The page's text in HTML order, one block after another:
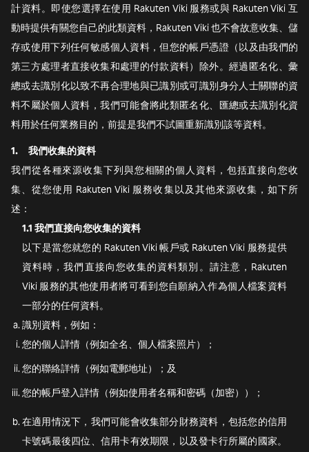
計資料。即使您選擇在使用 Rakuten Viki 服務或與 Rakuten Viki 互
動時提供有關您自己的此類資料，Rakuten Viki 也不會故意收集、儲
存或使用下列任何敏感個人資料，但您的帳戶憑證（以及由我們的
第三方處理者直接收集和處理的付款資料）除外。經過匿名化、彙
總或去識別化以致不再合理地與已識別或可識別身分人士關聯的資
料不屬於個人資料，我們可能會將此類匿名化、匯總或去識別化資
料用於任何業務目的，前提是我們不試圖重新識別該等資料。
1.
我們收集的資料
我們從各種來源收集下列與您相關的個人資料，包括直接向您收
集、從您使用 Rakuten Viki 服務收集以及其他來源收集，如下所
述：
1.1 我們直接向您收集的資料
以下是當您就您的 Rakuten Viki 帳戶或 Rakuten Viki 服務提供
資料時，我們直接向您收集的資料類別。請注意，Rakuten
Viki 服務的其他使用者將可看到您自願納入作為個人檔案資料
一部分的任何資料。
識別資料，例如：
您的個人詳情（例如全名、個人檔案照片）；
您的聯絡詳情（例如電郵地址）；及
您的帳戶登入詳情（例如使用者名稱和密碼（加密））；
在適用情況下，我們可能會收集部分財務資料，包括您的信用
卡號碼最後四位、信用卡有效期限，以及發卡行所屬的國家。